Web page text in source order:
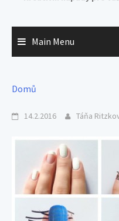
Main Menu
Domů
14.2.2016 Táňa